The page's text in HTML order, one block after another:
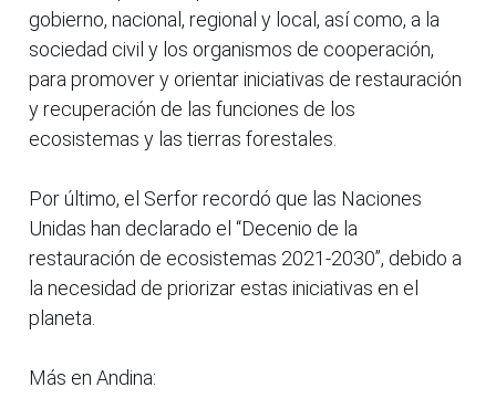
gobierno, nacional, regional y local, así como, a la
sociedad civil y los organismos de cooperación,
para promover y orientar iniciativas de restauración
y recuperación de las funciones de los
ecosistemas y las tierras forestales.
Por último, el Serfor recordó que las Naciones
Unidas han declarado el “Decenio de la
restauración de ecosistemas 2021-2030”, debido a
la necesidad de priorizar estas iniciativas en el
planeta.
Más en Andina: